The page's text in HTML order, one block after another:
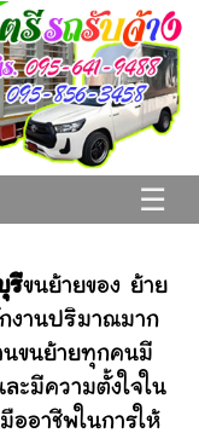
☰
รีขนย้ายของ ย้าย
งานปริมาณมาก
นขนย้ายทุกคนมี
ะมีความตั้งใจใน
ออาชีพในการให้